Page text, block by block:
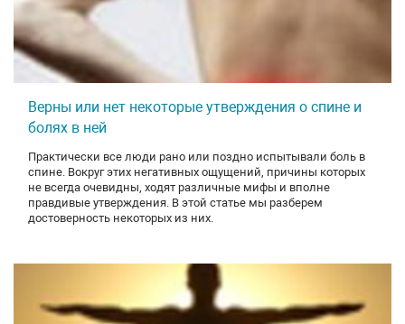
Верны или нет некоторые утверждения о спине и
болях в ней
Практически все люди рано или поздно испытывали боль в
спине. Вокруг этих негативных ощущений, причины которых
не всегда очевидны, ходят различные мифы и вполне
правдивые утверждения. В этой статье мы разберем
достоверность некоторых из них.